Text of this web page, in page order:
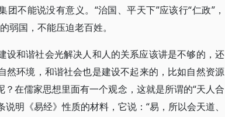
不能说没有意义。“治国、平天下”应该行“仁政”，
弱国，不能压迫老百姓。
设和谐社会光解决人和人的关系应该讲是不够的，还
然环境，和谐社会也是建设不起来的，比如自然资源
在儒家思想里面有一个观念，这就是所谓的“天人合
明《易经》性质的材料，它说：“易，所以会天道、